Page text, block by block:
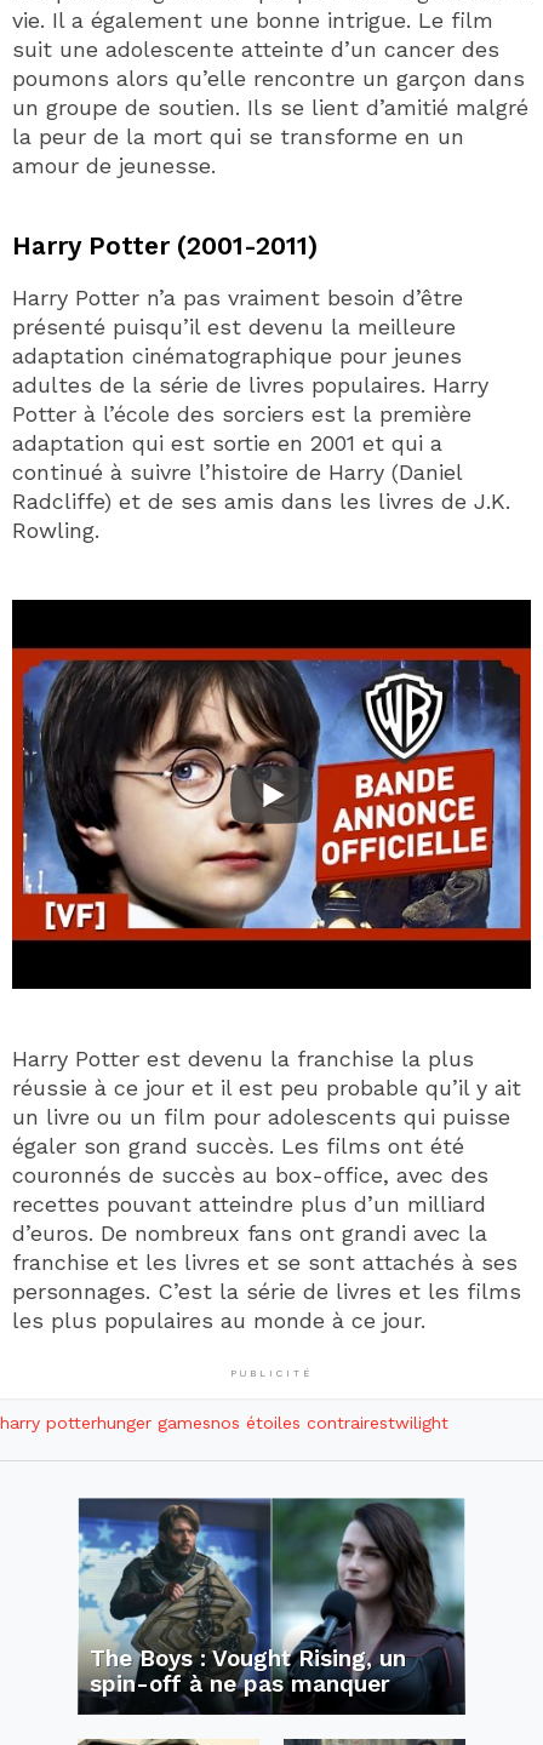
vie. Il a également une bonne intrigue. Le film
suit une adolescente atteinte d’un cancer des
poumons alors qu’elle rencontre un garçon dans
un groupe de soutien. Ils se lient d’amitié malgré
la peur de la mort qui se transforme en un
amour de jeunesse.
Harry Potter (2001-2011)
Harry Potter n’a pas vraiment besoin d’être
présenté puisqu’il est devenu la meilleure
adaptation cinématographique pour jeunes
adultes de la série de livres populaires. Harry
Potter à l’école des sorciers est la première
adaptation qui est sortie en 2001 et qui a
continué à suivre l’histoire de Harry (Daniel
Radcliffe) et de ses amis dans les livres de J.K.
Rowling.
Harry Potter est devenu la franchise la plus
réussie à ce jour et il est peu probable qu’il y ait
un livre ou un film pour adolescents qui puisse
égaler son grand succès. Les films ont été
couronnés de succès au box-office, avec des
recettes pouvant atteindre plus d’un milliard
d’euros. De nombreux fans ont grandi avec la
franchise et les livres et se sont attachés à ses
personnages. C’est la série de livres et les films
les plus populaires au monde à ce jour.
PUBLICITÉ
harry potterhunger gamesnos étoiles contrairestwilight
The Boys : Vought Rising, un
spin-off à ne pas manquer